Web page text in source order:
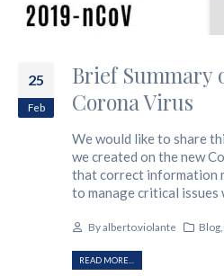
25
Feb
Brief Summary
Corona Virus
We would like to share
we created on the new
that correct information
to manage critical
Byalberto.violante Blog
READ MORE...